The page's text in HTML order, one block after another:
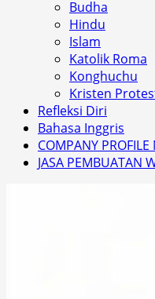
Budha
Hindu
Islam
Katolik Roma
Konghuchu
Kristen
Refleksi Diri
Bahasa Inggris
COMPANY
JASA PEMBUATAN